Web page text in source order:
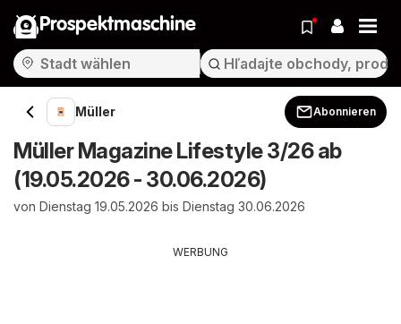
Prospektmaschine
Müller Abonnieren
Müller Magazine Lifestyle 3/26 ab
(19.05.2026 - 30.06.2026)
von Dienstag 19.05.2026 bis Dienstag 30.06.2026
WERBUNG